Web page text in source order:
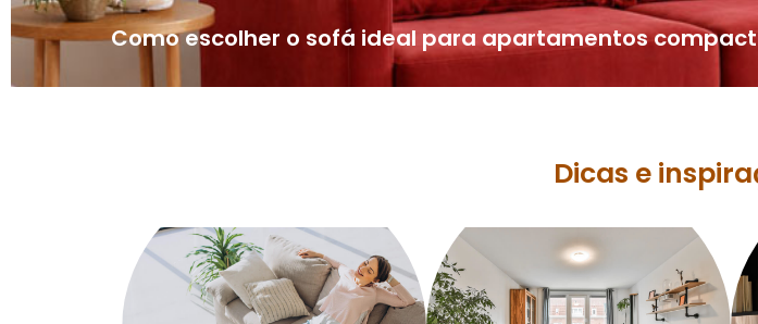
Como escolher o sofá ideal para apartamentos
Dicas e